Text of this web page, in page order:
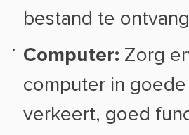
bestand te
Computer: Zorg
computer in
verkeert, goed